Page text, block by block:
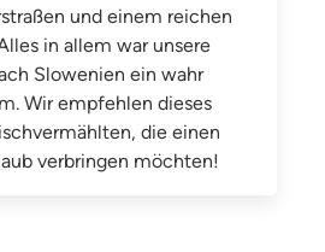
und einem reichen
in allem war unsere
Slowenien ein wahr
Wir empfehlen dieses
die einen
verbringen möchten!